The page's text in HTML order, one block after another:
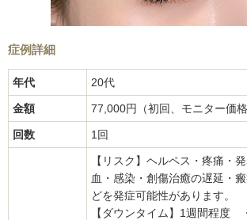
症例詳細
年代 20代
金額 77,000円（初回、モニター価格
回数 1回
【リスク】ヘルペス・疼痛・
血・感染・創傷治癒の遅延・
どを発症可能性があります。
【ダウンタイム】1週間程度